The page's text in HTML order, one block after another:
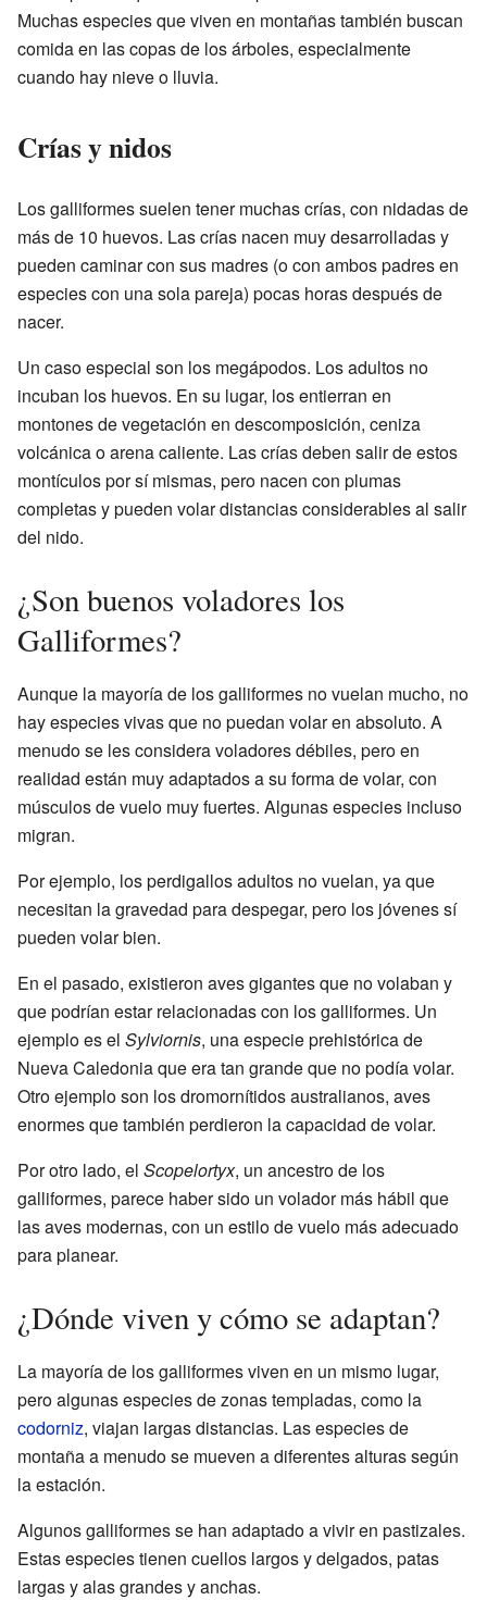
Muchas especies que viven en montañas también buscan
comida en las copas de los árboles, especialmente
cuando hay nieve o lluvia.
Crías y nidos
Los galliformes suelen tener muchas crías, con nidadas de
más de 10 huevos. Las crías nacen muy desarrolladas y
pueden caminar con sus madres (o con ambos padres en
especies con una sola pareja) pocas horas después de
nacer.
Un caso especial son los megápodos. Los adultos no
incuban los huevos. En su lugar, los entierran en
montones de vegetación en descomposición, ceniza
volcánica o arena caliente. Las crías deben salir de estos
montículos por sí mismas, pero nacen con plumas
completas y pueden volar distancias considerables al salir
del nido.
¿Son buenos voladores los
Galliformes?
Aunque la mayoría de los galliformes no vuelan mucho, no
hay especies vivas que no puedan volar en absoluto. A
menudo se les considera voladores débiles, pero en
realidad están muy adaptados a su forma de volar, con
músculos de vuelo muy fuertes. Algunas especies incluso
migran.
Por ejemplo, los perdigallos adultos no vuelan, ya que
necesitan la gravedad para despegar, pero los jóvenes sí
pueden volar bien.
En el pasado, existieron aves gigantes que no volaban y
que podrían estar relacionadas con los galliformes. Un
ejemplo es el Sylviornis, una especie prehistórica de
Nueva Caledonia que era tan grande que no podía volar.
Otro ejemplo son los dromornítidos australianos, aves
enormes que también perdieron la capacidad de volar.
Por otro lado, el Scopelortyx, un ancestro de los
galliformes, parece haber sido un volador más hábil que
las aves modernas, con un estilo de vuelo más adecuado
para planear.
¿Dónde viven y cómo se adaptan?
La mayoría de los galliformes viven en un mismo lugar,
pero algunas especies de zonas templadas, como la
codorniz, viajan largas distancias. Las especies de
montaña a menudo se mueven a diferentes alturas según
la estación.
Algunos galliformes se han adaptado a vivir en pastizales.
Estas especies tienen cuellos largos y delgados, patas
largas y alas grandes y anchas.